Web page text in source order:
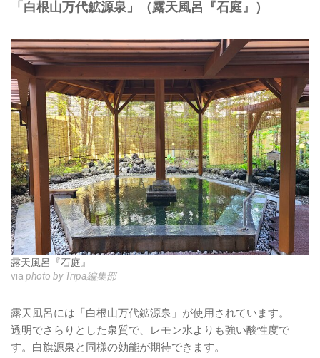
「白根山万代鉱源泉」（露天風呂『石庭』）
露天風呂『石庭』
via photo by Tripa編集部
露天風呂には「白根山万代鉱源泉」が使用されています。
透明でさらりとした泉質で、レモン水よりも強い酸性度で
す。白旗源泉と同様の効能が期待できます。